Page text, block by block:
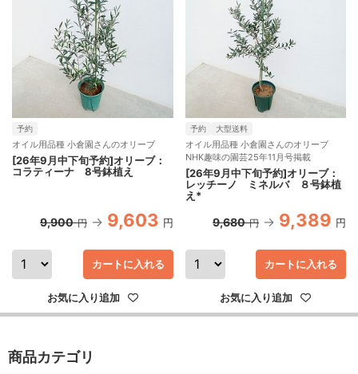
予約
オイル用品種 小倉園さんのオリーブ
[26年9月中下旬予約]オリーブ：
コラティーナ 8号鉢植え
9,900 円 9,603 円
お気に入り追加
カートに入れる
予約 大型送料
オイル用品種 小倉園さんのオリーブ
NHK趣味の園芸25年11月号掲載
[26年9月中下旬予約]オリーブ：
レッチーノ ミネルバ ８号鉢植
え*
9,680 円 9,389 円
お気に入り追加
カートに入れる
商品カテゴリ